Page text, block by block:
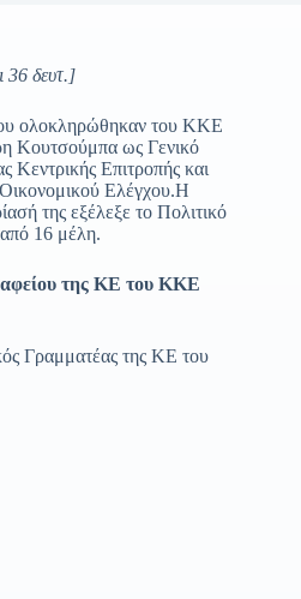
36 δευτ.]
ολοκληρώθηκαν του ΚΚΕ
Κουτσούμπα ως Γενικό
Κεντρικής Επιτροπής και
Οικονομικού Ελέγχου.Η
της εξέλεξε το Πολιτικό
από 16 μέλη.
της ΚΕ του ΚΚΕ
Γραμματέας της ΚΕ του